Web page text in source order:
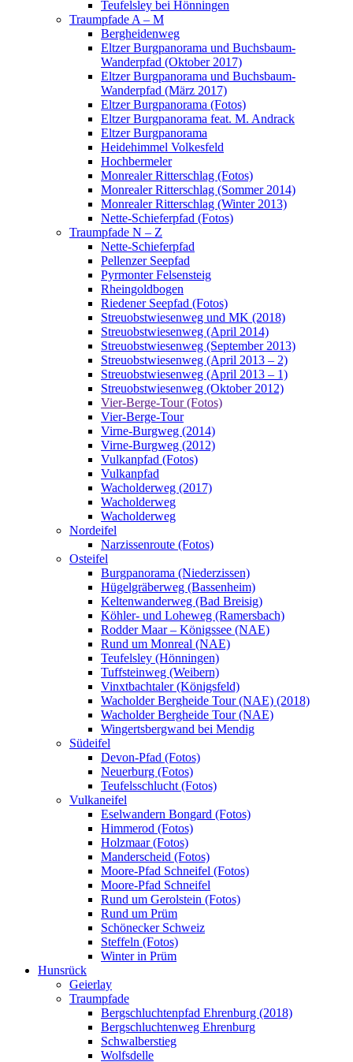
Teufelsley bei Hönningen
Traumpfade A – M
Bergheidenweg
Eltzer Burgpanorama und Buchsbaum-
Wanderpfad (Oktober 2017)
Eltzer Burgpanorama und Buchsbaum-
Wanderpfad (März 2017)
Eltzer Burgpanorama (Fotos)
Eltzer Burgpanorama feat. M. Andrack
Eltzer Burgpanorama
Heidehimmel Volkesfeld
Hochbermeler
Monrealer Ritterschlag (Fotos)
Monrealer Ritterschlag (Sommer 2014)
Monrealer Ritterschlag (Winter 2013)
Nette-Schieferpfad (Fotos)
Traumpfade N – Z
Nette-Schieferpfad
Pellenzer Seepfad
Pyrmonter Felsensteig
Rheingoldbogen
Riedener Seepfad (Fotos)
Streuobstwiesenweg und MK (2018)
Streuobstwiesenweg (April 2014)
Streuobstwiesenweg (September 2013)
Streuobstwiesenweg (April 2013 – 2)
Streuobstwiesenweg (April 2013 – 1)
Streuobstwiesenweg (Oktober 2012)
Vier-Berge-Tour (Fotos)
Vier-Berge-Tour
Virne-Burgweg (2014)
Virne-Burgweg (2012)
Vulkanpfad (Fotos)
Vulkanpfad
Wacholderweg (2017)
Wacholderweg
Wacholderweg
Nordeifel
Narzissenroute (Fotos)
Osteifel
Burgpanorama (Niederzissen)
Hügelgräberweg (Bassenheim)
Keltenwanderweg (Bad Breisig)
Köhler- und Loheweg (Ramersbach)
Rodder Maar – Königssee (NAE)
Rund um Monreal (NAE)
Teufelsley (Hönningen)
Tuffsteinweg (Weibern)
Vinxtbachtaler (Königsfeld)
Wacholder Bergheide Tour (NAE) (2018)
Wacholder Bergheide Tour (NAE)
Wingertsbergwand bei Mendig
Südeifel
Devon-Pfad (Fotos)
Neuerburg (Fotos)
Teufelsschlucht (Fotos)
Vulkaneifel
Eselwandern Bongard (Fotos)
Himmerod (Fotos)
Holzmaar (Fotos)
Manderscheid (Fotos)
Moore-Pfad Schneifel (Fotos)
Moore-Pfad Schneifel
Rund um Gerolstein (Fotos)
Rund um Prüm
Schönecker Schweiz
Steffeln (Fotos)
Winter in Prüm
Hunsrück
Geierlay
Traumpfade
Bergschluchtenpfad Ehrenburg (2018)
Bergschluchtenweg Ehrenburg
Schwalberstieg
Wolfsdelle